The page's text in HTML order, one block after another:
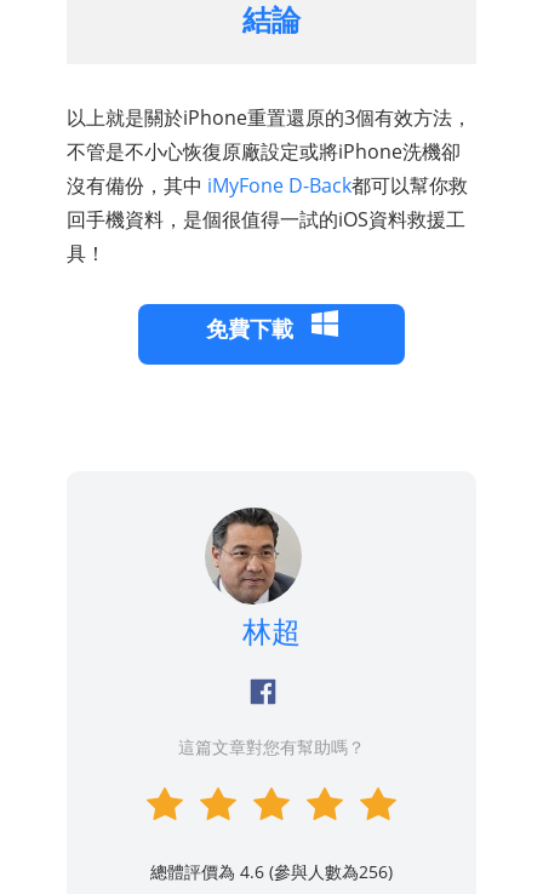
結論
以上就是關於iPhone重置還原的3個有效方法，
不管是不小心恢復原廠設定或將iPhone洗機卻
沒有備份，其中 iMyFone D-Back都可以幫你救
回手機資料，是個很值得一試的iOS資料救援工
具！
免費下載
林超
這篇文章對您有幫助嗎？
總體評價為 4.6 (參與人數為256)